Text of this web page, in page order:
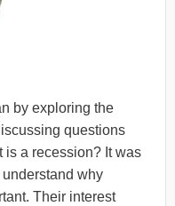
by exploring the
questions
is a recession? It was
why
Their interest